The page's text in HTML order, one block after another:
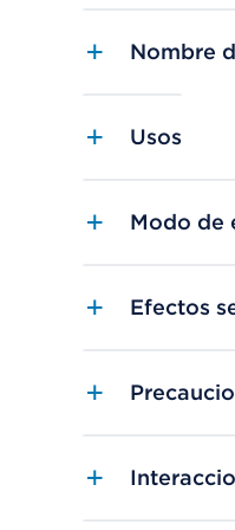
Nombre
Usos
Modo de
Efectos